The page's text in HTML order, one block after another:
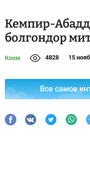
Кемпир-
болгондор
Коом 4828 15
Все самое